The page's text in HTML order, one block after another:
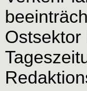
Ostsektor